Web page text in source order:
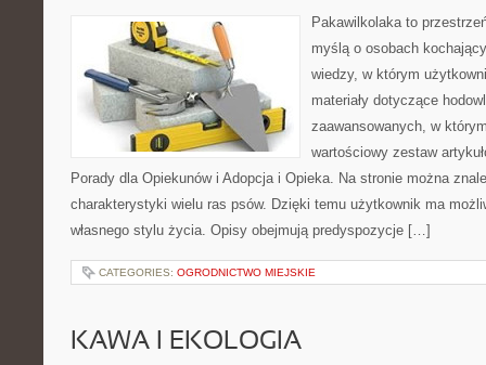
Pakawilkolaka to
myślą o osobach
wiedzy, w którym
materiały dotyczące
zaawansowanych, w
wartościowy zestaw
Porady dla Opiekunów i Adopcja i Opieka. Na stronie można
charakterystyki wielu ras psów. Dzięki temu użytkownik ma
własnego stylu życia. Opisy obejmują predyspozycje […]
CATEGORIES: OGRODNICTWO MIEJSKIE
KAWA I EKOLOGIA